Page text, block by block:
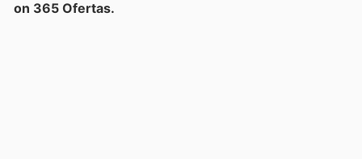
on 365 Ofertas.